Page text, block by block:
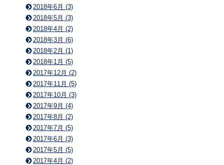
2018年6月 (3)
2018年5月 (3)
2018年4月 (2)
2018年3月 (6)
2018年2月 (1)
2018年1月 (5)
2017年12月 (2)
2017年11月 (5)
2017年10月 (3)
2017年9月 (4)
2017年8月 (2)
2017年7月 (5)
2017年6月 (3)
2017年5月 (5)
2017年4月 (2)